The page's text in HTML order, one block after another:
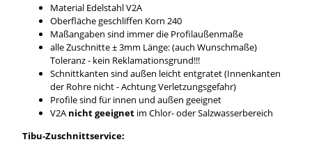
Material Edelstahl V2A
Oberfläche geschliffen Korn 240
Maßangaben sind immer die Profilaußenmaße
alle Zuschnitte ± 3mm Länge: (auch Wunschmaße)
Toleranz - kein Reklamationsgrund!!!
Schnittkanten sind außen leicht entgratet (Innenkanten
der Rohre nicht - Achtung Verletzungsgefahr)
Profile sind für innen und außen geeignet
V2A nicht geeignet im Chlor- oder Salzwasserbereich
Tibu-Zuschnittservice: